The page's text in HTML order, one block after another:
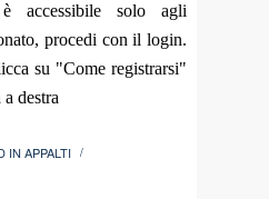
accessibile solo agli
procedi con il login.
su "Come registrarsi"
destra
IN APPALTI /